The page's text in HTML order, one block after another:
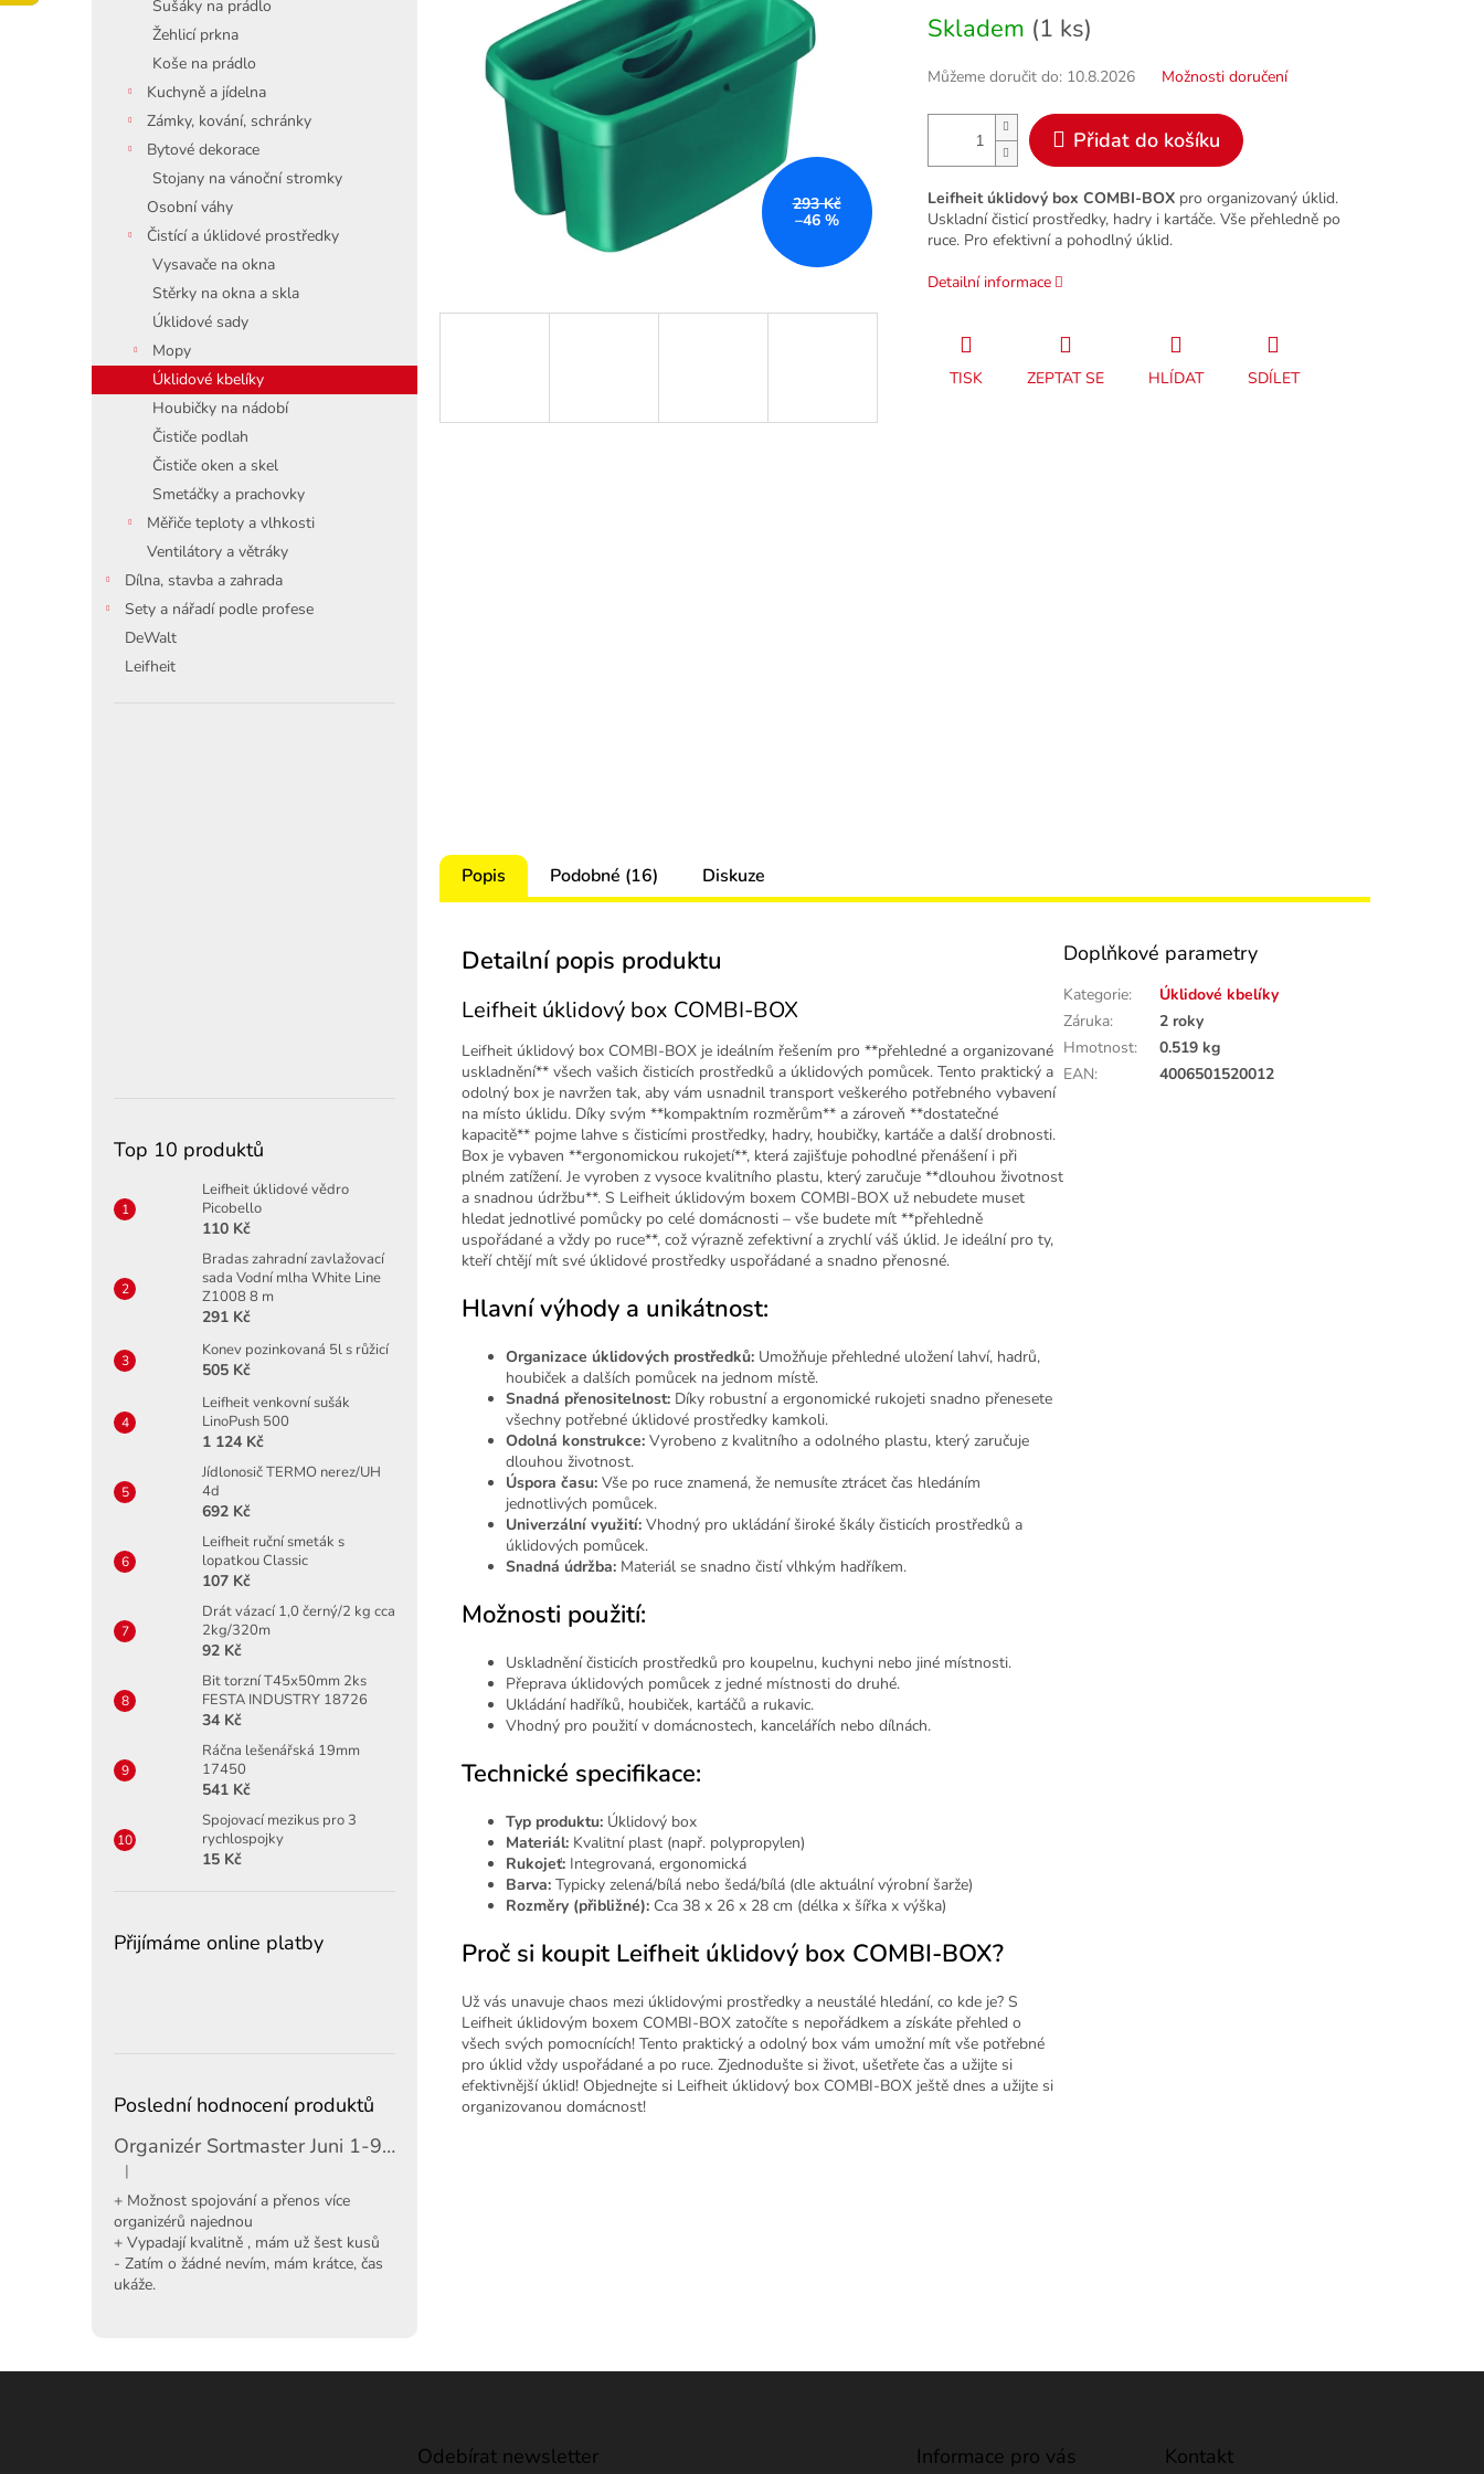
Sušáky na prádlo
Žehlicí prkna
Koše na prádlo
Kuchyně a jídelna
Zámky, kování, schránky
Bytové dekorace
Stojany na vánoční stromky
Osobní váhy
Čistící a úklidové prostředky
Vysavače na okna
Stěrky na okna a skla
Úklidové sady
Mopy
Úklidové kbelíky
Houbičky na nádobí
Čističe podlah
Čističe oken a skel
Smetáčky a prachovky
Měřiče teploty a vlhkosti
Ventilátory a větráky
Dílna, stavba a zahrada
Sety a nářadí podle profese
DeWalt
Leifheit
Top 10 produktů
Leifheit úklidové vědro
Picobello
110 Kč
Bradas zahradní zavlažovací
sada Vodní mlha White Line
Z1008 8 m
291 Kč
Konev pozinkovaná 5l s růžicí
505 Kč
Leifheit venkovní sušák
LinoPush 500
1 124 Kč
Jídlonosič TERMO nerez/UH
4d
692 Kč
Leifheit ruční smeták s
lopatkou Classic
107 Kč
Drát vázací 1,0 černý/2 kg cca
2kg/320m
92 Kč
Bit torzní T45x50mm 2ks
FESTA INDUSTRY 18726
34 Kč
Ráčna lešenářská 19mm
17450
541 Kč
Spojovací mezikus pro 3
rychlospojky
15 Kč
Přijímáme online platby
Poslední hodnocení produktů
Organizér Sortmaster Juni 1-97-483
Hodnocení produktu je 5 z 5 hvězdiček.
|
+ Možnost spojování a přenos více
organizérů najednou
+ Vypadají kvalitně , mám už šest kusů
- Zatím o žádné nevím, mám krátce, čas
ukáže.
293 Kč
–46 %
cena:
Skladem (1 ks)
Můžeme doručit do: 10.8.2026 Možnosti doručení
Přidat do košíku
Leifheit úklidový box COMBI-BOXpro organizovaný úklid.
Uskladní čisticí prostředky, hadry i kartáče. Vše přehledně po
ruce. Pro efektivní a pohodlný úklid.
Detailní informace
TISK ZEPTAT SE HLÍDAT SDÍLET
Popis Podobné (16) Diskuze
Detailní popis produktu
Leifheit úklidový box COMBI-BOX
Leifheit úklidový box COMBI-BOX je ideálním řešením pro **přehledné a organizované
uskladnění** všech vašich čisticích prostředků a úklidových pomůcek. Tento praktický a
odolný box je navržen tak, aby vám usnadnil transport veškerého potřebného vybavení
na místo úklidu. Díky svým **kompaktním rozměrům** a zároveň **dostatečné
kapacitě** pojme lahve s čisticími prostředky, hadry, houbičky, kartáče a další drobnosti.
Box je vybaven **ergonomickou rukojetí**, která zajišťuje pohodlné přenášení i při
plném zatížení. Je vyroben z vysoce kvalitního plastu, který zaručuje **dlouhou životnost
a snadnou údržbu**. S Leifheit úklidovým boxem COMBI-BOX už nebudete muset
hledat jednotlivé pomůcky po celé domácnosti – vše budete mít **přehledně
uspořádané a vždy po ruce**, což výrazně zefektivní a zrychlí váš úklid. Je ideální pro ty,
kteří chtějí mít své úklidové prostředky uspořádané a snadno přenosné.
Hlavní výhody a unikátnost:
Organizace úklidových prostředků: Umožňuje přehledné uložení lahví, hadrů,
houbiček a dalších pomůcek na jednom místě.
Snadná přenositelnost: Díky robustní a ergonomické rukojeti snadno přenesete
všechny potřebné úklidové prostředky kamkoli.
Odolná konstrukce: Vyrobeno z kvalitního a odolného plastu, který zaručuje
dlouhou životnost.
Úspora času: Vše po ruce znamená, že nemusíte ztrácet čas hledáním
jednotlivých pomůcek.
Univerzální využití: Vhodný pro ukládání široké škály čisticích prostředků a
úklidových pomůcek.
Snadná údržba: Materiál se snadno čistí vlhkým hadříkem.
Možnosti použití:
Uskladnění čisticích prostředků pro koupelnu, kuchyni nebo jiné místnosti.
Přeprava úklidových pomůcek z jedné místnosti do druhé.
Ukládání hadříků, houbiček, kartáčů a rukavic.
Vhodný pro použití v domácnostech, kancelářích nebo dílnách.
Technické specifikace:
Typ produktu: Úklidový box
Materiál: Kvalitní plast (např. polypropylen)
Rukojeť: Integrovaná, ergonomická
Barva: Typicky zelená/bílá nebo šedá/bílá (dle aktuální výrobní šarže)
Rozměry (přibližné): Cca 38 x 26 x 28 cm (délka x šířka x výška)
Proč si koupit Leifheit úklidový box COMBI-BOX?
Už vás unavuje chaos mezi úklidovými prostředky a neustálé hledání, co kde je? S
Leifheit úklidovým boxem COMBI-BOX zatočíte s nepořádkem a získáte přehled o
všech svých pomocnících! Tento praktický a odolný box vám umožní mít vše potřebné
pro úklid vždy uspořádané a po ruce. Zjednodušte si život, ušetřete čas a užijte si
efektivnější úklid! Objednejte si Leifheit úklidový box COMBI-BOX ještě dnes a užijte si
organizovanou domácnost!
Doplňkové parametry
Kategorie:
Úklidové kbelíky
Záruka:
2 roky
Hmotnost:
0.519 kg
EAN: 4006501520012
Z
Odebírat newsletter Informace pro vás Kontakt